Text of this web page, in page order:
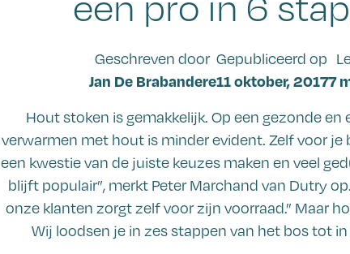
Geschreven door
Jan De Brabandere
Gepubliceerd op
11 oktober, 20177
Hout stoken is gemakkelijk. Op een gezonde
verwarmen met hout is minder evident. Zelf voor je
een kwestie van de juiste keuzes maken en veel
blijft populair”, merkt Peter Marchand van Dutry
onze klanten zorgt zelf voor zijn voorraad.” Maar
Wij loodsen je in zes stappen van het bos tot